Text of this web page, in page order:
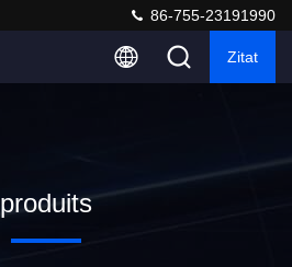
86-755-23191990
Zitat
produits